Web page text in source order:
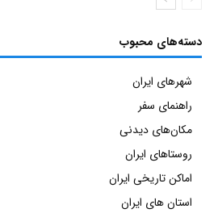
دسته‌های محبوب
شهرهای ایران
راهنمای سفر
مکان‌های دیدنی
روستاهای ایران
اماکن تاریخی ایران
استان های ایران